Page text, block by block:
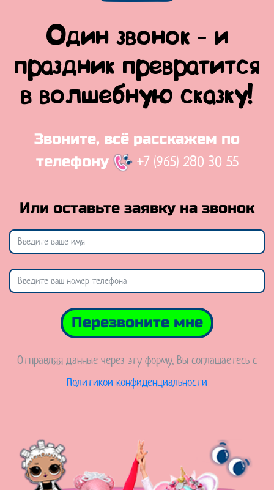
Один звонок - и
праздник превратится
в волшебную сказку!
Звоните, всё расскажем по
телефону
+7 (965) 280 30 55
Или оставьте заявку на звонок
Перезвоните мне
Отправляя данные через эту форму, Вы соглашаетесь с
Политикой конфиденциальности